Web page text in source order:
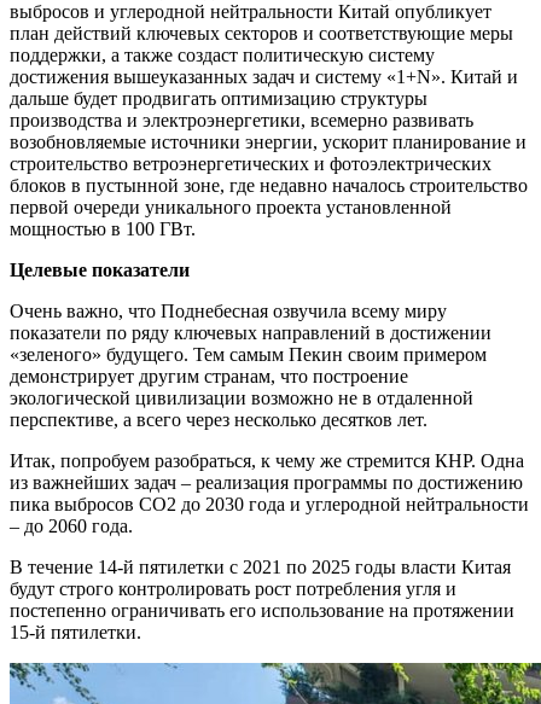
выбросов и углеродной нейтральности Китай опубликует
план действий ключевых секторов и соответствующие меры
поддержки, а также создаст политическую систему
достижения вышеуказанных задач и систему «1+N». Китай и
дальше будет продвигать оптимизацию структуры
производства и электроэнергетики, всемерно развивать
возобновляемые источники энергии, ускорит планирование и
строительство ветроэнергетических и фотоэлектрических
блоков в пустынной зоне, где недавно началось строительство
первой очереди уникального проекта установленной
мощностью в 100 ГВт.
Целевые показатели
Очень важно, что Поднебесная озвучила всему миру
показатели по ряду ключевых направлений в достижении
«зеленого» будущего. Тем самым Пекин своим примером
демонстрирует другим странам, что построение
экологической цивилизации возможно не в отдаленной
перспективе, а всего через несколько десятков лет.
Итак, попробуем разобраться, к чему же стремится КНР. Одна
из важнейших задач – реализация программы по достижению
пика выбросов CO2 до 2030 года и углеродной нейтральности
– до 2060 года.
В течение 14-й пятилетки с 2021 по 2025 годы власти Китая
будут строго контролировать рост потребления угля и
постепенно ограничивать его использование на протяжении
15-й пятилетки.